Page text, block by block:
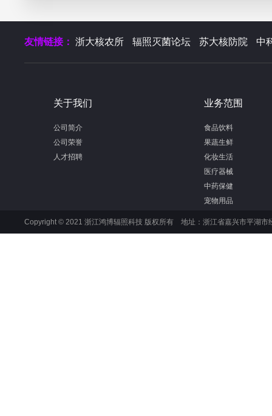
友情链接： 浙大核农所 辐照灭菌论坛 苏大核防院 中
关于我们
公司简介
公司荣誉
人才招聘
业务范围
食品饮料
果蔬生鲜
化妆生活
医疗器械
中药保健
宠物用品
Copyright © 2021 浙江鸿博辐照科技 版权所有 地址：浙江省嘉兴市平湖